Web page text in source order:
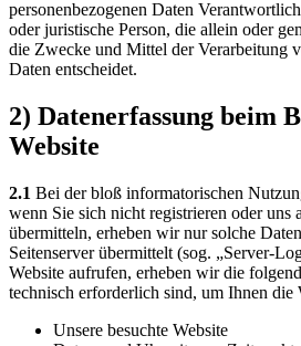
personenbezogenen Daten
oder juristische Person, die allein oder
die Zwecke und Mittel der Verarbeitung
Daten entscheidet.
2) Datenerfassung beim
Website
2.1 Bei der bloß informatorischen
wenn Sie sich nicht registrieren oder uns
übermitteln, erheben wir nur solche
Seitenserver übermittelt (sog. „Server-
Website aufrufen, erheben wir die
technisch erforderlich sind, um Ihnen die
Unsere besuchte Website